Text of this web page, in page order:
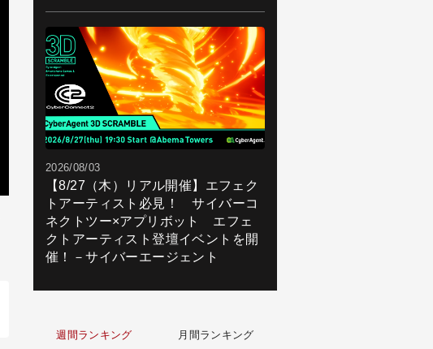
2026/08/03
【8/27（木）リアル開催】エフェク
トアーティスト必見！ サイバーコ
ネクトツー×アプリボット エフェ
クトアーティスト登壇イベントを開
催！－サイバーエージェント
週間ランキング 月間ランキング